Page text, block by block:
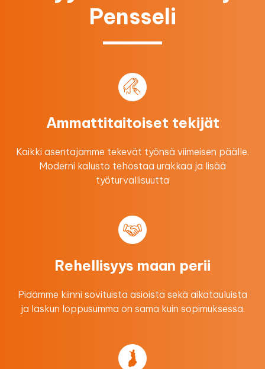
Pensseli
Ammattitaitoiset tekijät
Kaikki asentajamme tekevät työnsä viimeisen päälle.
Moderni kalusto tehostaa urakkaa ​ja lisää
työturvallisuutta
Rehellisyys maan perii
Pidämme kiinni sovituista asioista sekä aikatauluista
ja laskun loppusumma on sama kuin sopimuksessa.